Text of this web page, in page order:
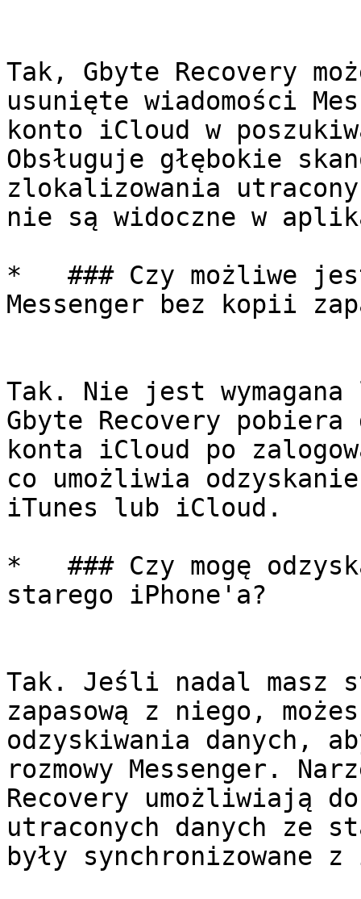
Tak, Gbyte Recovery
usunięte wiadomości
konto iCloud w
Obsługuje głębokie
zlokalizowania
nie są widoczne w
*   ### Czy możliwe
Messenger bez kopii
Tak. Nie jest
Gbyte Recovery pobiera
konta iCloud po
co umożliwia
iTunes lub iCloud.
*   ### Czy mogę
starego iPhone'a?
Tak. Jeśli nadal masz
zapasową z niego,
odzyskiwania danych,
rozmowy Messenger.
Recovery umożliwiają
utraconych danych ze
były synchronizowane